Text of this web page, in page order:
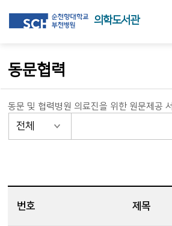
의학도서관
동문협력
동문 및 협력병원 의료진을 위한 원문제공
번호 제목